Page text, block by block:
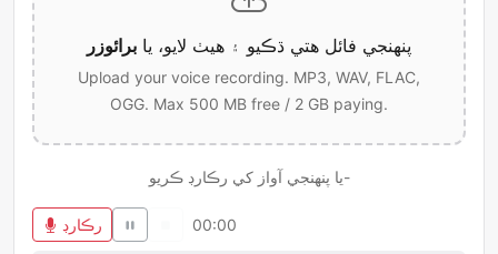
پنھنجي فائل ھتي ڌڪيو ۽ ھيٺ لايو، يا برائوزر
Upload your voice recording. MP3, WAV, FLAC,
OGG. Max 500 MB free / 2 GB paying.
يا پنھنجي آواز کي رڪارڊ ڪريو-
رڪارڊ 00:00